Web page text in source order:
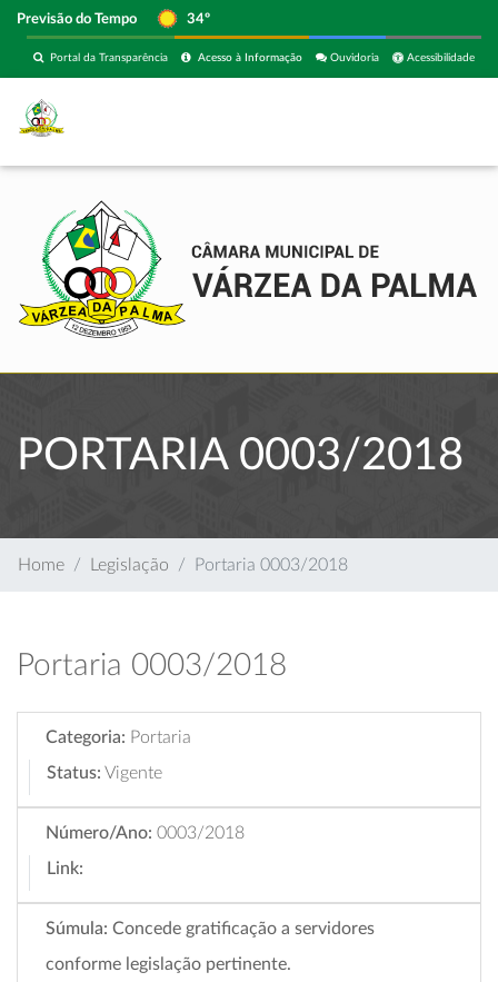
Previsão do Tempo 34º
Acessibilidade
Ouvidoria
Acesso à Informação
Portal da Transparência
PORTARIA 0003/2018
Home Legislação Portaria 0003/2018
Portaria 0003/2018
Categoria: Portaria
Status: Vigente
Número/Ano: 0003/2018
Link:
Súmula: Concede gratificação a servidores
conforme legislação pertinente.